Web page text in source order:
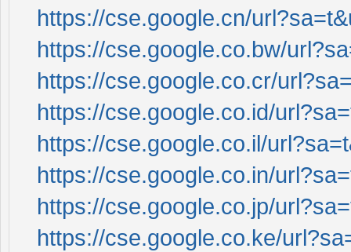
https://cse.google.cn/
https://cse.google.co.bw/
https://cse.google.co.cr/
https://cse.google.co.id/
https://cse.google.co.il/
https://cse.google.co.in/
https://cse.google.co.jp/
https://cse.google.co.ke/